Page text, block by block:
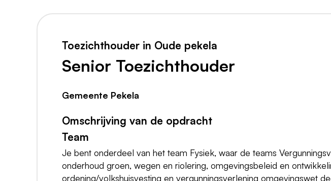
Toezichthouder in Oude pekela
Senior Toezichthouder
Gemeente Pekela
Omschrijving van de opdracht
Team
Je bent onderdeel van het team Fysiek, waar de teams
onderhoud groen, wegen en riolering, omgevingsbeleid en
ordening/volkshuisvesting en vergunningsverlening omgevingswet